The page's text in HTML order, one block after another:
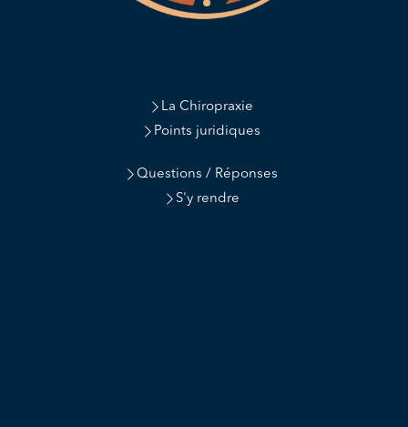
La Chiropraxie
Points juridiques
Questions / Réponses
S'y rendre